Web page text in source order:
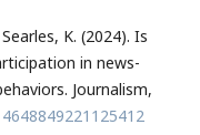
K. (2024). Is
in news-
Journalism,